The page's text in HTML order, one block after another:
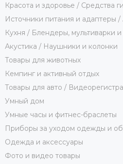
Красота и здоровье / Средства
Источники питания и адаптеры
Кухня / Блендеры, мультиварки
Акустика / Наушники и колонки
Товары для животных
Кемпинг и активный отдых
Товары для авто /
Умный дом
Умные часы и фитнес-браслеты
Приборы за уходом одежды и
Одежда и аксессуары
Фото и видео товары